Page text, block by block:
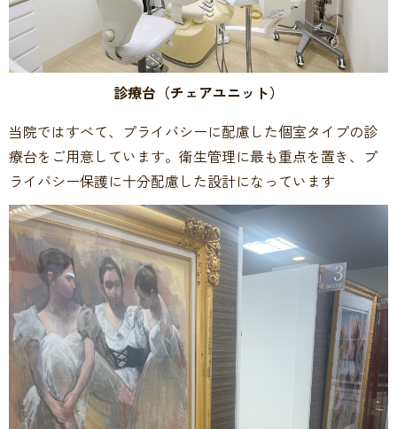
診療台 （チェアユニット）
当院ではすべて、プライバシーに配慮した個室タイプの診
療台をご用意しています。衛生管理に最も重点を置き、プ
ライバシー保護に十分配慮した設計になっています